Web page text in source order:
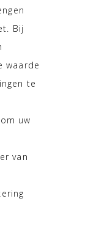
Bij
waarde
te
uw
van